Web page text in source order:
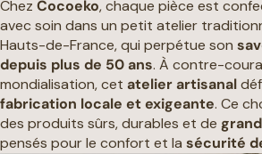
Chez Cocoeko, chaque pièce est
avec soin dans un petit atelier
Hauts-de-France, qui perpétue son
depuis plus de 50 ans. À contre-
mondialisation, cet atelier artisanal
fabrication locale et exigeante. Ce
des produits sûrs, durables et de
pensés pour le confort et la sécurité